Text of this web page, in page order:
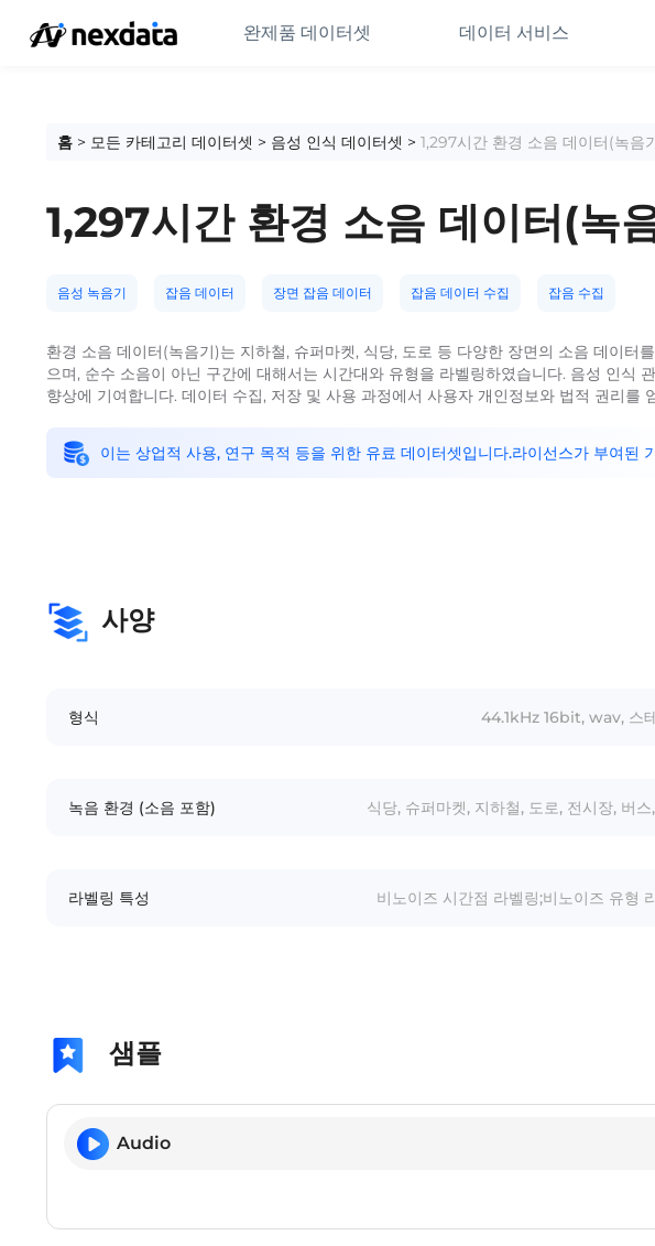
완제품 데이터셋 데이터 서비스
홈 > 모든 카테고리 데이터셋 > 음성 인식 데이터셋 > 1,297시간 환경 소음 데이터(녹음
1,297시간 환경 소음 데이터(녹
음성 녹음기 잡음 데이터 장면 잡음 데이터 잡음 데이터 수집 잡음 수집
환경 소음 데이터(녹음기)는 지하철, 슈퍼마켓, 식당, 도로 등 다양한 장면의 소음 데이
으며, 순수 소음이 아닌 구간에 대해서는 시간대와 유형을 라벨링하였습니다. 음성 인
향상에 기여합니다. 데이터 수집, 저장 및 사용 과정에서 사용자 개인정보와 법적 권리
이는 상업적 사용, 연구 목적 등을 위한 유료 데이터셋입니다.라이선스가 부여된
사양
형식 44.1kHz 16bit, wav, 스
녹음 환경 (소음 포함) 식당, 슈퍼마켓, 지하철, 도로, 전시장, 버스
라벨링 특성 비노이즈 시간점 라벨링;비노이즈 유형
샘플
Audio